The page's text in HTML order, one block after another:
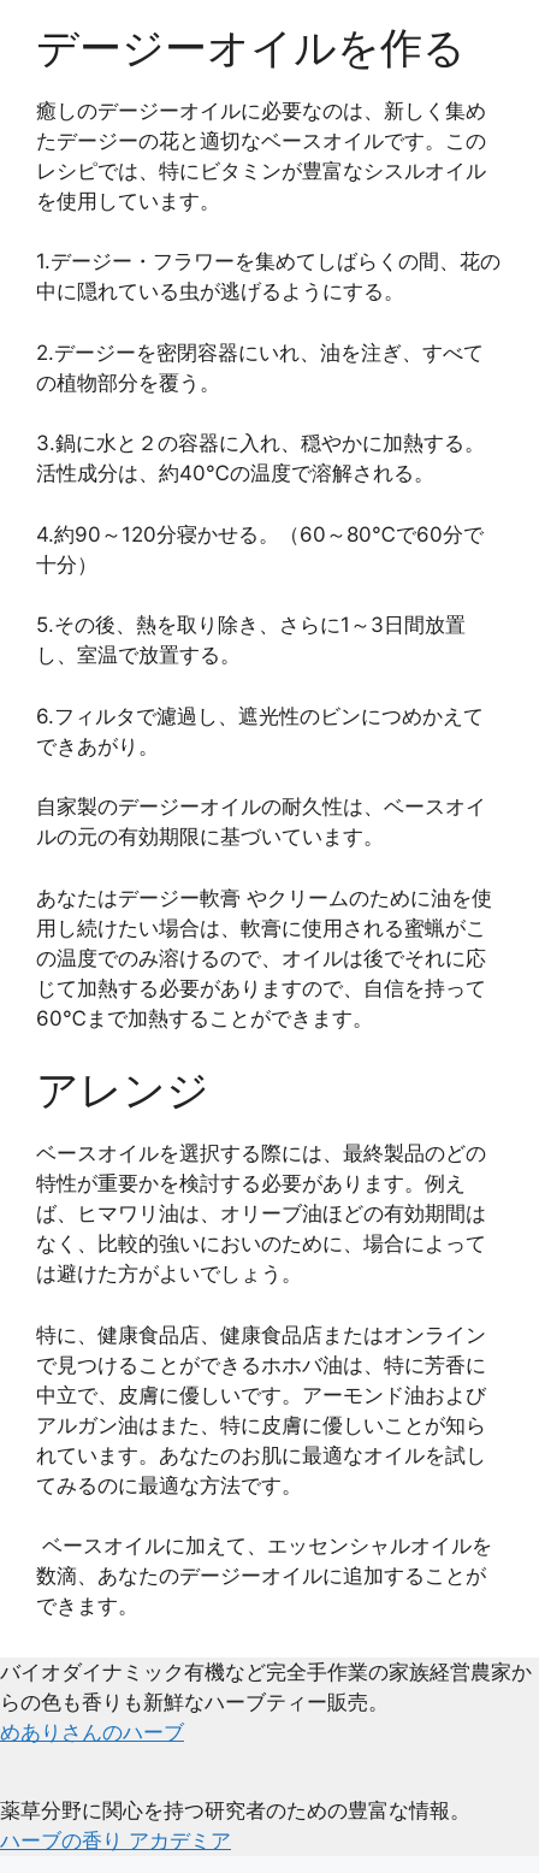
デージーオイルを作る
癒しのデージーオイルに必要なのは、新しく集め
たデージーの花と適切なベースオイルです。この
レシピでは、特にビタミンが豊富なシスルオイル
を使用しています。
1.デージー・フラワーを集めてしばらくの間、花の
中に隠れている虫が逃げるようにする。
2.デージーを密閉容器にいれ、油を注ぎ、すべて
の植物部分を覆う。
3.鍋に水と２の容器に入れ、穏やかに加熱する。
活性成分は、約40℃の温度で溶解される。
4.約90～120分寝かせる。（60～80℃で60分で
十分）
5.その後、熱を取り除き、さらに1～3日間放置
し、室温で放置する。
6.フィルタで濾過し、遮光性のビンにつめかえて
できあがり。
自家製のデージーオイルの耐久性は、ベースオイ
ルの元の有効期限に基づいています。
あなたはデージー軟膏 やクリームのために油を使
用し続けたい場合は、軟膏に使用される蜜蝋がこ
の温度でのみ溶けるので、オイルは後でそれに応
じて加熱する必要がありますので、自信を持って
60℃まで加熱することができます。
アレンジ
ベースオイルを選択する際には、最終製品のどの
特性が重要かを検討する必要があります。例え
ば、ヒマワリ油は、オリーブ油ほどの有効期間は
なく、比較的強いにおいのために、場合によって
は避けた方がよいでしょう。
特に、健康食品店、健康食品店またはオンライン
で見つけることができるホホバ油は、特に芳香に
中立で、皮膚に優しいです。アーモンド油および
アルガン油はまた、特に皮膚に優しいことが知ら
れています。あなたのお肌に最適なオイルを試し
てみるのに最適な方法です。
ベースオイルに加えて、エッセンシャルオイルを
数滴、あなたのデージーオイルに追加することが
できます。
バイオダイナミック有機など完全手作業の家族経営農家か
らの色も香りも新鮮なハーブティー販売。
めありさんのハーブ
薬草分野に関心を持つ研究者のための豊富な情報。
ハーブの香り アカデミア